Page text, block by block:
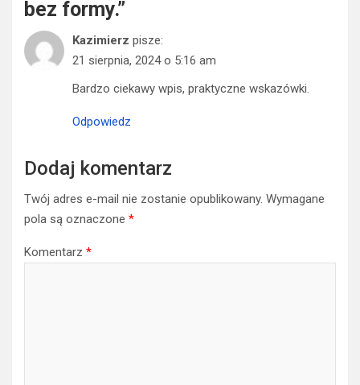
bez formy.”
Kazimierz pisze:
21 sierpnia, 2024 o 5:16 am
Bardzo ciekawy wpis, praktyczne wskazówki.
Odpowiedz
Dodaj komentarz
Twój adres e-mail nie zostanie opublikowany. Wymagane
pola są oznaczone *
Komentarz *